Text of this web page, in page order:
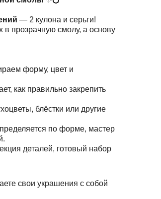
— 2 кулона и серьги!
в прозрачную смолу, а основу
форму, цвет и
как правильно закрепить
блёстки или другие
по форме, мастер
деталей, готовый набор
свои украшения с собой